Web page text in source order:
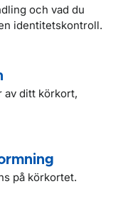
och vad du
identitetskontroll.
av ditt körkort,
på körkortet.